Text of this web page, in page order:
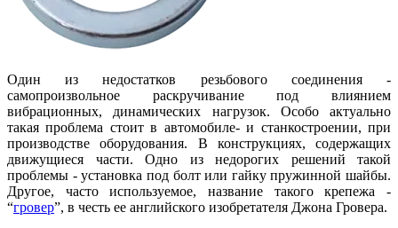
Один из недостатков резьбового соединения -
самопроизвольное раскручивание под влиянием
вибрационных, динамических нагрузок. Особо актуально
такая проблема стоит в автомобиле- и станкостроении, при
производстве оборудования. В конструкциях, содержащих
движущиеся части. Одно из недорогих решений такой
проблемы - установка под болт или гайку пружинной шайбы.
Другое, часто используемое, название такого крепежа -
“гровер”, в честь ее английского изобретателя Джона Гровера.